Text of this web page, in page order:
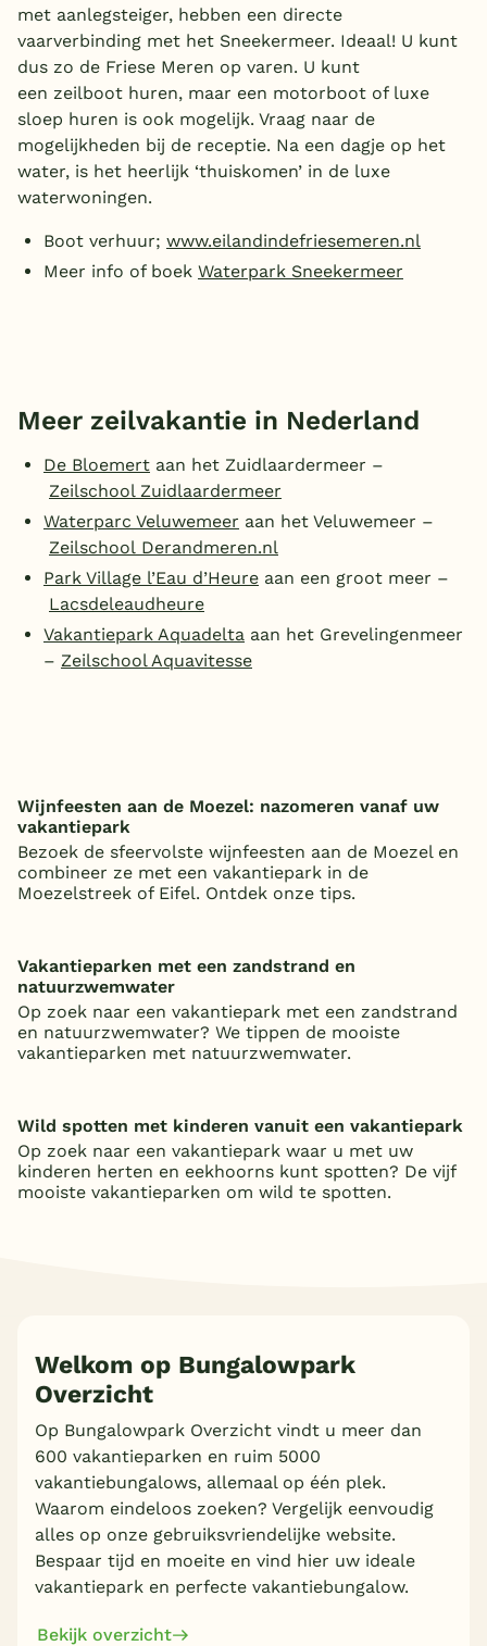
met aanlegsteiger, hebben een directe
vaarverbinding met het Sneekermeer. Ideaal! U kunt
dus zo de Friese Meren op varen. U kunt
een zeilboot huren, maar een motorboot of luxe
sloep huren is ook mogelijk. Vraag naar de
mogelijkheden bij de receptie. Na een dagje op het
water, is het heerlijk ‘thuiskomen’ in de luxe
waterwoningen.
Boot verhuur; www.eilandindefriesemeren.nl
Meer info of boek Waterpark Sneekermeer
Meer zeilvakantie in Nederland
De Bloemert aan het Zuidlaardermeer –
Zeilschool Zuidlaardermeer
Waterparc Veluwemeer aan het Veluwemeer –
Zeilschool Derandmeren.nl
Park Village l’Eau d’Heure aan een groot meer –
Lacsdeleaudheure
Vakantiepark Aquadelta aan het Grevelingenmeer
– Zeilschool Aquavitesse
Wijnfeesten aan de Moezel: nazomeren vanaf uw
vakantiepark
Bezoek de sfeervolste wijnfeesten aan de Moezel en
combineer ze met een vakantiepark in de
Moezelstreek of Eifel. Ontdek onze tips.
Vakantieparken met een zandstrand en
natuurzwemwater
Op zoek naar een vakantiepark met een zandstrand
en natuurzwemwater? We tippen de mooiste
vakantieparken met natuurzwemwater.
Wild spotten met kinderen vanuit een vakantiepark
Op zoek naar een vakantiepark waar u met uw
kinderen herten en eekhoorns kunt spotten? De vijf
mooiste vakantieparken om wild te spotten.
Welkom op Bungalowpark
Overzicht
Op Bungalowpark Overzicht vindt u meer dan
600 vakantieparken en ruim 5000
vakantiebungalows, allemaal op één plek.
Waarom eindeloos zoeken? Vergelijk eenvoudig
alles op onze gebruiksvriendelijke website.
Bespaar tijd en moeite en vind hier uw ideale
vakantiepark en perfecte vakantiebungalow.
Bekijk overzicht